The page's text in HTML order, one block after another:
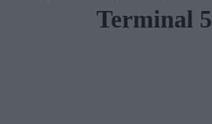
Terminal 5